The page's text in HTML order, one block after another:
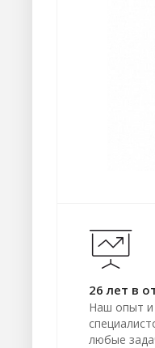
26 лет в
Наш опыт и
любые